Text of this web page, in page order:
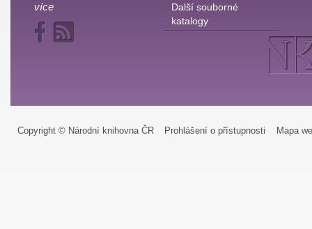
více
Další souborné
katalogy
Copyright © Národní knihovna ČR Prohlášení o přístupnosti Mapa